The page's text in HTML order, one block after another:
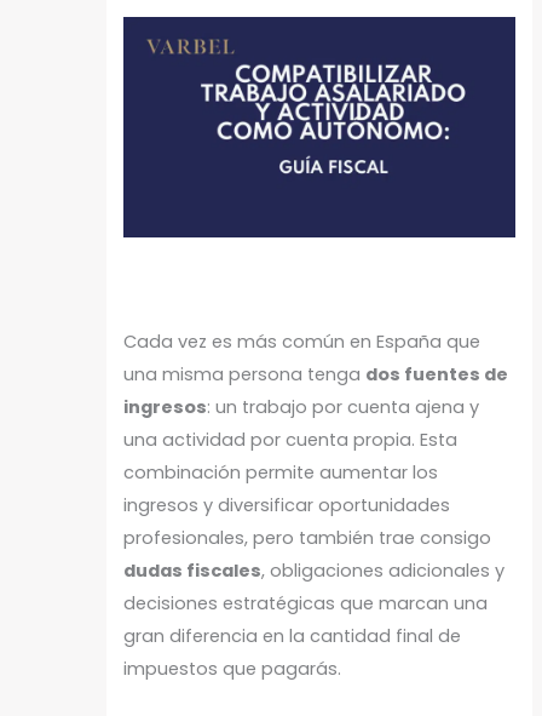
Cada vez es más común en España que
una misma persona tenga dos fuentes de
ingresos: un trabajo por cuenta ajena y
una actividad por cuenta propia. Esta
combinación permite aumentar los
ingresos y diversificar oportunidades
profesionales, pero también trae consigo
dudas fiscales, obligaciones adicionales y
decisiones estratégicas que marcan una
gran diferencia en la cantidad final de
impuestos que pagarás.